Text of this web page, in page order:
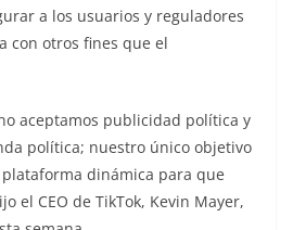
a los usuarios y reguladores
con otros fines que el
aceptamos publicidad política y
política; nuestro único objetivo
dinámica para que
el CEO de TikTok, Kevin Mayer,